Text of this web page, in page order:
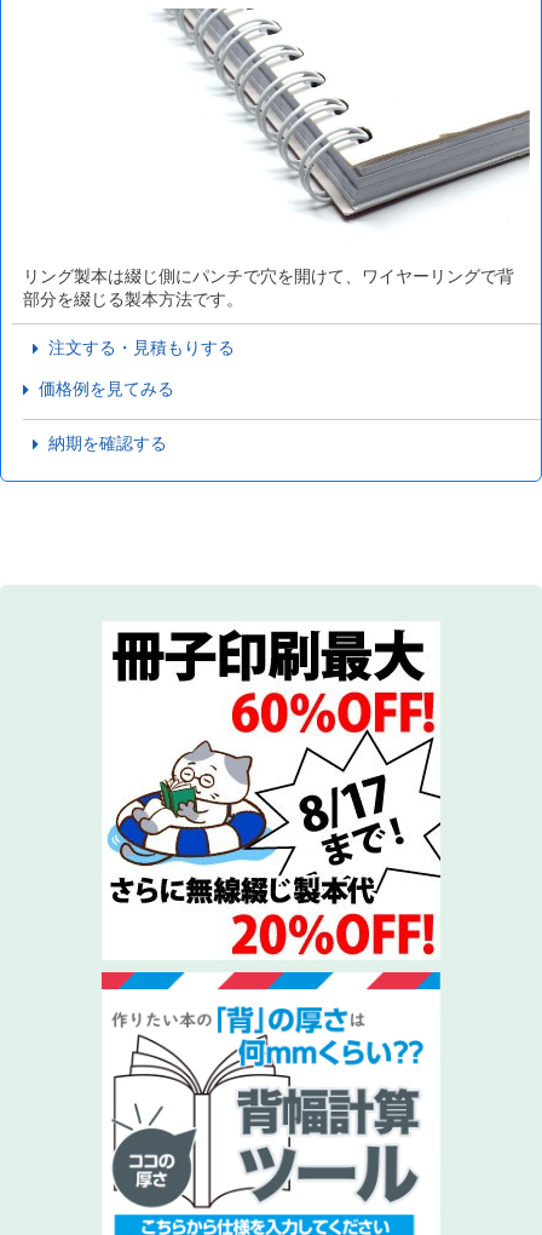
リング製本は綴じ側にパンチで穴を開けて、ワイヤーリングで背
部分を綴じる製本方法です。
注文する・見積もりする
価格例を見てみる
納期を確認する